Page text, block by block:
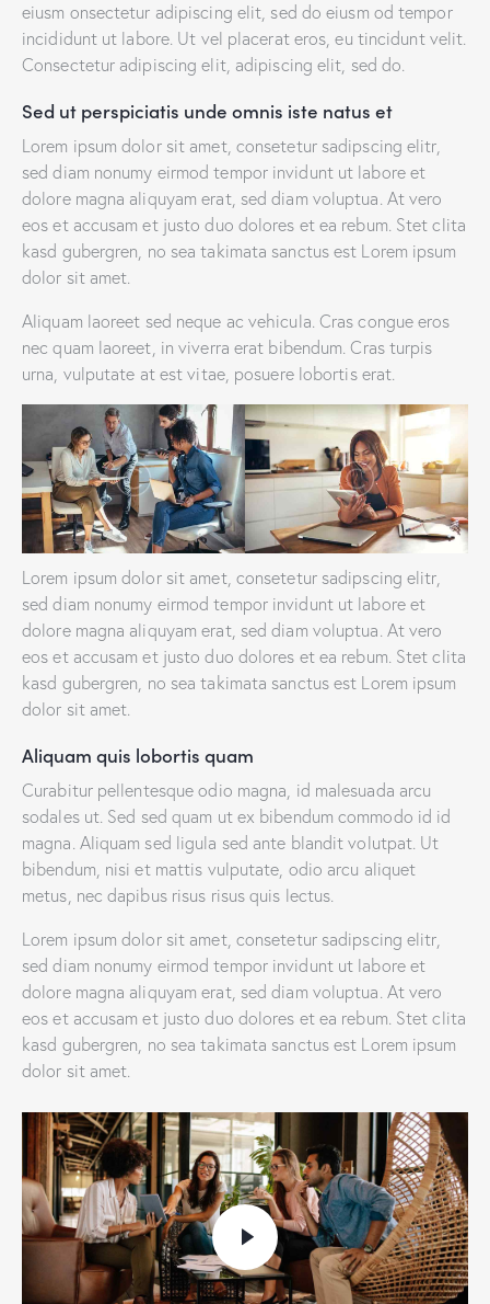
eiusm onsectetur adipiscing elit, sed do eiusm od tempor
incididunt ut labore. Ut vel placerat eros, eu tincidunt velit.
Consectetur adipiscing elit, adipiscing elit, sed do.
Sed ut perspiciatis unde omnis iste natus et
Lorem ipsum dolor sit amet, consetetur sadipscing elitr,
sed diam nonumy eirmod tempor invidunt ut labore et
dolore magna aliquyam erat, sed diam voluptua. At vero
eos et accusam et justo duo dolores et ea rebum. Stet clita
kasd gubergren, no sea takimata sanctus est Lorem ipsum
dolor sit amet.
Aliquam laoreet sed neque ac vehicula. Cras congue eros
nec quam laoreet, in viverra erat bibendum. Cras turpis
urna, vulputate at est vitae, posuere lobortis erat.
Lorem ipsum dolor sit amet, consetetur sadipscing elitr,
sed diam nonumy eirmod tempor invidunt ut labore et
dolore magna aliquyam erat, sed diam voluptua. At vero
eos et accusam et justo duo dolores et ea rebum. Stet clita
kasd gubergren, no sea takimata sanctus est Lorem ipsum
dolor sit amet.
Aliquam quis lobortis quam
Curabitur pellentesque odio magna, id malesuada arcu
sodales ut. Sed sed quam ut ex bibendum commodo id id
magna. Aliquam sed ligula sed ante blandit volutpat. Ut
bibendum, nisi et mattis vulputate, odio arcu aliquet
metus, nec dapibus risus risus quis lectus.
Lorem ipsum dolor sit amet, consetetur sadipscing elitr,
sed diam nonumy eirmod tempor invidunt ut labore et
dolore magna aliquyam erat, sed diam voluptua. At vero
eos et accusam et justo duo dolores et ea rebum. Stet clita
kasd gubergren, no sea takimata sanctus est Lorem ipsum
dolor sit amet.